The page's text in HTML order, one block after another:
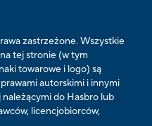
zastrzeżone. Wszystkie
tej stronie (w tym
towarowe i logo) są
autorskimi i innymi
do Hasbro lub
licencjobiorców,